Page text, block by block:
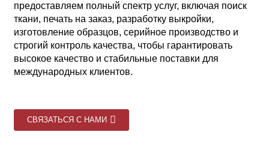
предоставляем полный спектр услуг, включая поиск
ткани, печать на заказ, разработку выкройки,
изготовление образцов, серийное производство и
строгий контроль качества, чтобы гарантировать
высокое качество и стабильные поставки для
международных клиентов.
СВЯЗАТЬСЯ С НАМИ